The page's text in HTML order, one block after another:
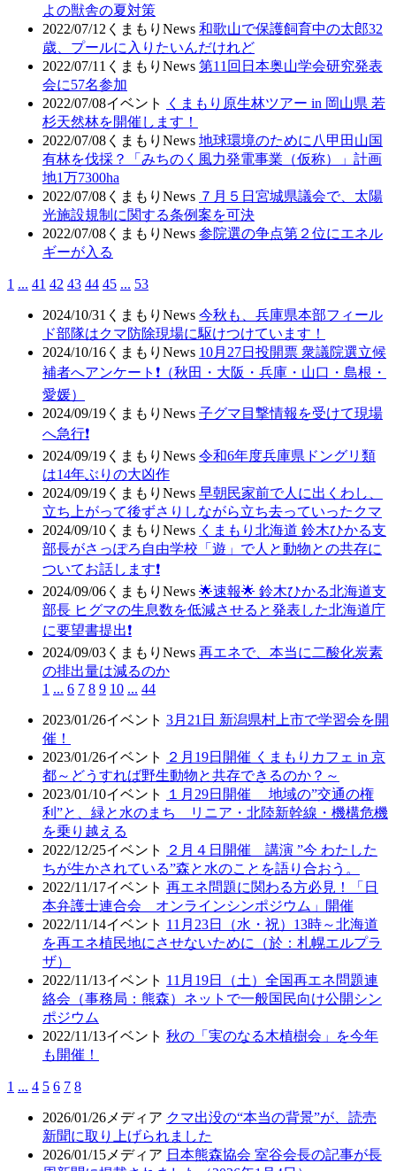
よの獣舎の夏対策
2022/07/12 くまもりNews 和歌山で保護飼育中の太郎32
歳、プールに入りたいんだけれど
2022/07/11 くまもりNews 第11回日本奥山学会研究発表
会に57名参加
2022/07/08イベント
くまもり原生林ツアー in 岡山県 若
杉天然林を開催します！
2022/07/08 くまもりNews 地球環境のために八甲田山国
有林を伐採？「みちのく風力発電事業（仮称）」計画
地1万7300ha
2022/07/08 くまもりNews ７月５日宮城県議会で、太陽
光施設規制に関する条例案を可決
2022/07/08 くまもりNews 参院選の争点第２位にエネル
ギーが入る
1 ... 41 42 43 44 45 ... 53
2024/10/31 くまもりNews 今秋も、兵庫県本部フィール
ド部隊はクマ防除現場に駆けつけています！
2024/10/16 くまもりNews 10月27日投開票 衆議院選立候
補者へアンケート❗（秋田・大阪・兵庫・山口・島根・
愛媛）
2024/09/19 くまもりNews 子グマ目撃情報を受けて現場
へ急行❗
2024/09/19 くまもりNews 令和6年度兵庫県ドングリ類
は14年ぶりの大凶作
2024/09/19 くまもりNews 早朝民家前で人に出くわし、
立ち上がって後ずさりしながら立ち去っていったクマ
2024/09/10 くまもりNews くまもり北海道 鈴木ひかる支
部長がさっぽろ自由学校「遊」で人と動物との共存に
ついてお話します❗
2024/09/06 くまもりNews 🌟速報🌟 鈴木ひかる北海道支
部長 ヒグマの生息数を低減させると発表した北海道庁
に要望書提出❗
2024/09/03 くまもりNews 再エネで、本当に二酸化炭素
の排出量は減るのか
1 ... 6 7 8 9 10 ... 44
2023/01/26イベント 3月21日 新潟県村上市で学習会を開
催！
2023/01/26イベント
２月19日開催 くまもりカフェ in 京
都～どうすれば野生動物と共存できるのか？～
2023/01/10イベント
１月29日開催 地域の”交通の権
利”と、緑と水のまち リニア・北陸新幹線・機構危機
を乗り越える
2022/12/25イベント
２月４日開催 講演 ”今 わたした
ちが生かされている”森と水のことを語り合おう。
2022/11/17イベント 再エネ問題に関わる方必見！「日
本弁護士連合会 オンラインシンポジウム」開催
2022/11/14イベント 11月23日（水・祝）13時～北海道
を再エネ植民地にさせないために（於：札幌エルプラ
ザ）
2022/11/13イベント 11月19日（土）全国再エネ問題連
絡会（事務局：熊森）ネットで一般国民向け公開シン
ポジウム
2022/11/13イベント 秋の「実のなる木植樹会」を今年
も開催！
1 ... 4 5 6 7 8
2026/01/26 メディア クマ出没の“本当の背景”が、読売
新聞に取り上げられました
2026/01/15 メディア 日本熊森協会 室谷会長の記事が長